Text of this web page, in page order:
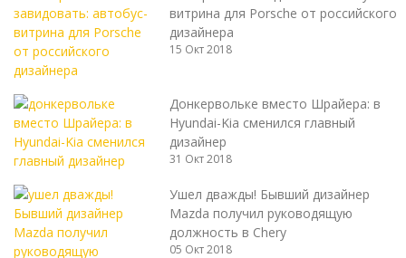
витрина для Porsche от российского
дизайнера
15 Окт 2018
Донкервольке вместо Шрайера: в
Hyundai-Kia сменился главный
дизайнер
31 Окт 2018
Ушел дважды! Бывший дизайнер
Mazda получил руководящую
должность в Chery
05 Окт 2018